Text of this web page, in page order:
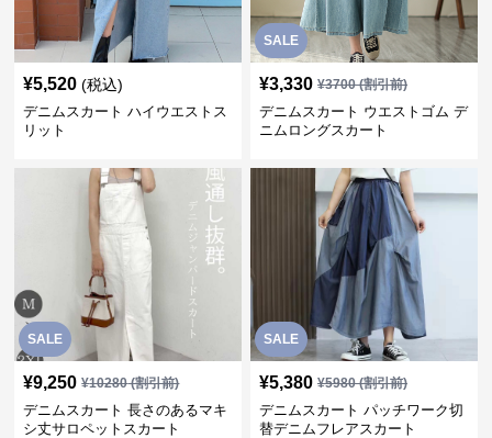
¥5,520 (税込)
デニムスカート ハイウエストス
リット
SALE
¥3,330 ¥3700(割引前)
デニムスカート ウエストゴム デ
ニムロングスカート
SALE
¥9,250 ¥10280(割引前)
デニムスカート 長さのあるマキ
シ丈サロペットスカート
SALE
¥5,380 ¥5980(割引前)
デニムスカート パッチワーク切
替デニムフレアスカート